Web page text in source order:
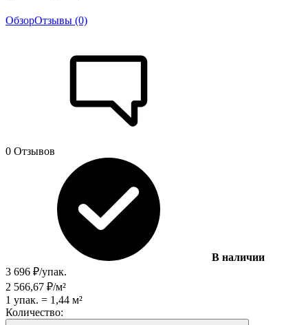
ОбзорОтзывы (0)
0 Отзывов
В наличии
3 696 ₽/упак.
2 566,67 ₽/м²
1 упак. = 1,44 м²
Количество: